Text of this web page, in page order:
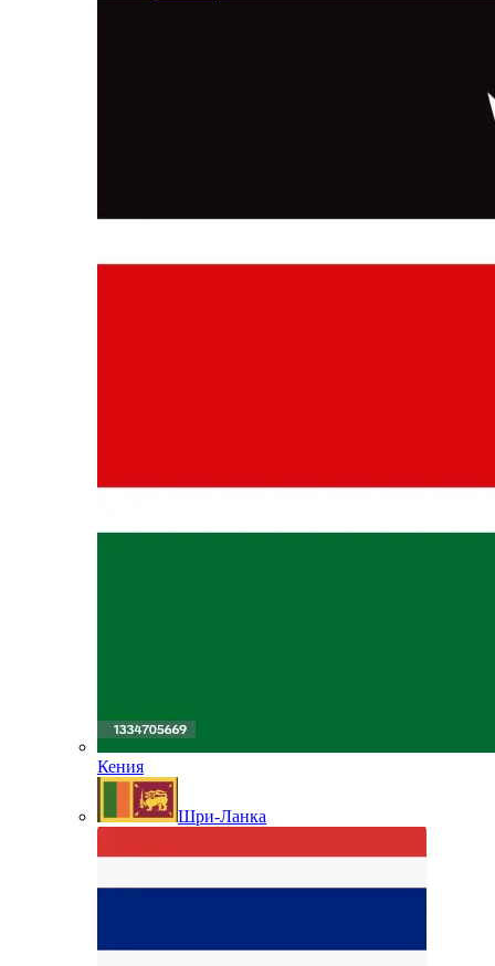
Кения
Шри-Ланка